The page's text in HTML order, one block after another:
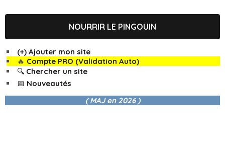
NOURRIR LE PINGOUIN
(+) Ajouter mon site
🔥 Compte PRO (Validation Auto)
🔍 Chercher un site
📅 Nouveautés
( MAJ en 2026 )